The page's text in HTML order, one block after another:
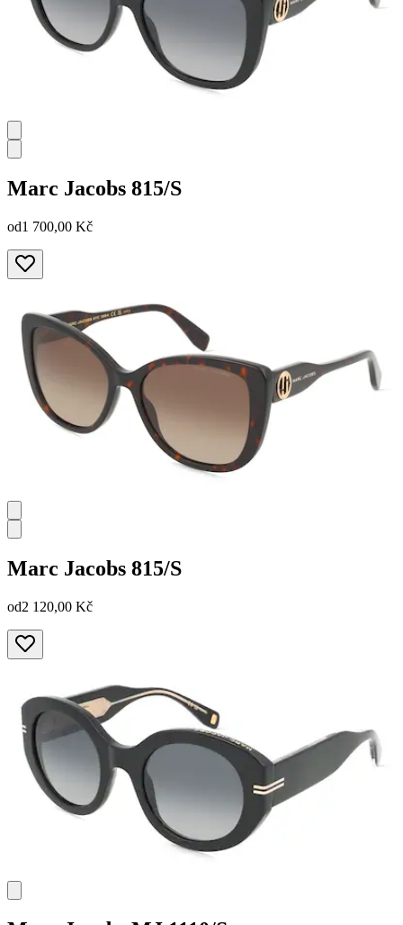
Marc Jacobs 815/S
od1 700,00 Kč
Marc Jacobs 815/S
od2 120,00 Kč